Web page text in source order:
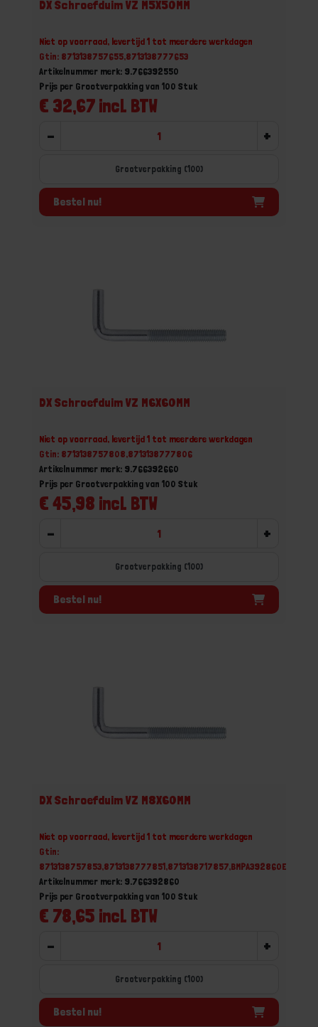
DX Schroefduim VZ M5X50MM
Niet op voorraad, levertijd 1 tot meerdere werkdagen
Gtin: 8713138757655,8713138777653
Artikelnummer merk: 9.766392550
€ 32,67 incl. BTW
Prijs per Grootverpakking van 100 Stuk
- +
Grootverpakking (100)
Bestel nu!
DX Schroefduim VZ M6X60MM
Niet op voorraad, levertijd 1 tot meerdere werkdagen
Gtin: 8713138757808,8713138777806
Artikelnummer merk: 9.766392660
€ 45,98 incl. BTW
Prijs per Grootverpakking van 100 Stuk
- +
Grootverpakking (100)
Bestel nu!
DX Schroefduim VZ M8X60MM
Niet op voorraad, levertijd 1 tot meerdere werkdagen
Gtin:
8713138757853,8713138777851,8713138717857,BMPA392860E
Artikelnummer merk: 9.766392860
€ 78,65 incl. BTW
Prijs per Grootverpakking van 100 Stuk
- +
Grootverpakking (100)
Bestel nu!